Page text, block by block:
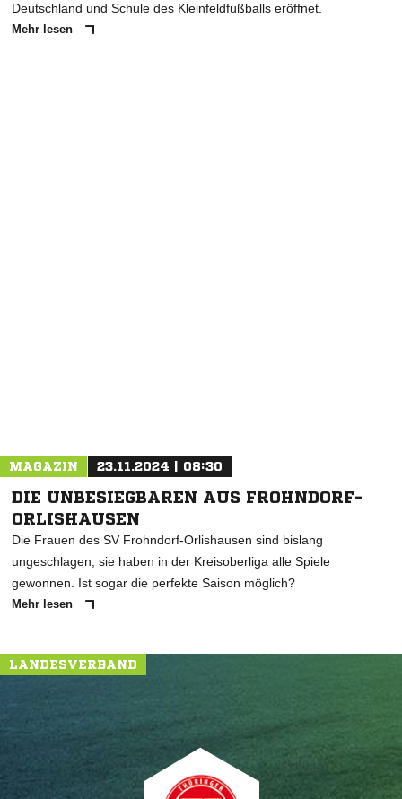
Deutschland und Schule des Kleinfeldfußballs eröffnet.
Mehr lesen
MAGAZIN 23.11.2024 | 08:30
DIE UNBESIEGBAREN AUS FROHNDORF-
ORLISHAUSEN
Die Frauen des SV Frohndorf-Orlishausen sind bislang
ungeschlagen, sie haben in der Kreisoberliga alle Spiele
gewonnen. Ist sogar die perfekte Saison möglich?
Mehr lesen
LANDESVERBAND